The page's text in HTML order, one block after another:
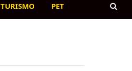
TURISMO PET